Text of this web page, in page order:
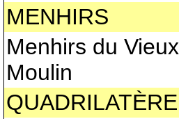
MENHIRS
Menhirs du Vieux
Moulin
QUADRILATÈRE